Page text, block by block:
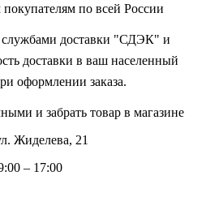
по всей России
службами доставки "СДЭК" и
доставки в ваш населенный
оформлении заказа.
и забрать товар в магазине
Жиделева, 21
– 17:00